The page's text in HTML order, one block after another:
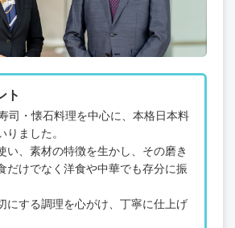
ト
司・懐石料理を中心に、本格日本料
りました。
い、素材の特徴を生かし、その磨き
だけでなく洋食や中華でも存分に振
にする調理を心がけ、丁寧に仕上げ